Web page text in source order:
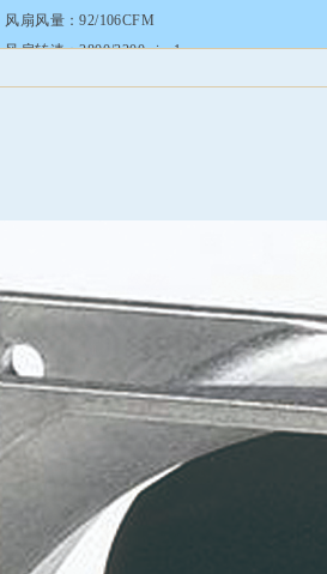
风扇风量：92/106CFM
风扇转速：2800/3200min-1